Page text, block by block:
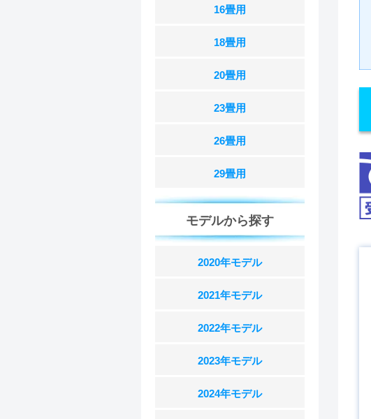
16畳用
18畳用
20畳用
23畳用
26畳用
29畳用
モデルから探す
2020年モデル
2021年モデル
2022年モデル
2023年モデル
2024年モデル